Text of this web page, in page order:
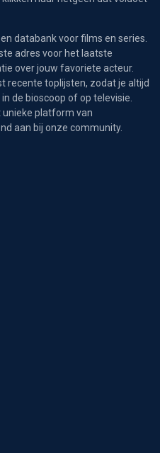
databank voor films en series.
adres voor het laatste
over jouw favoriete acteur.
recente toplijsten, zodat je altijd
de bioscoop of op televisie.
platform van
aan bij onze community.